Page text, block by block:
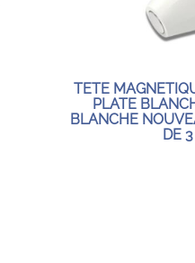
TETE
PLATE
BLANCHE
DE